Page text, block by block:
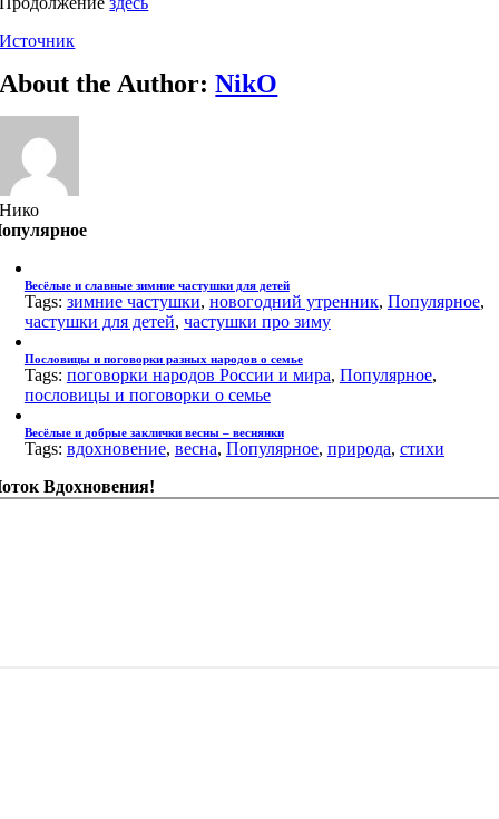
Источник
About the Author:NikO
Нико
Весёлые и славные зимние частушки для детей
Tags: зимние частушки, новогодний утренник, Популярное,
частушки для детей, частушки про зиму
Пословицы и поговорки разных народов о семье
Tags: поговорки народов России и мира, Популярное,
пословицы и поговорки о семье
Весёлые и добрые заклички весны – веснянки
Tags: вдохновение, весна, Популярное, природа, стихи
Вдохновения!